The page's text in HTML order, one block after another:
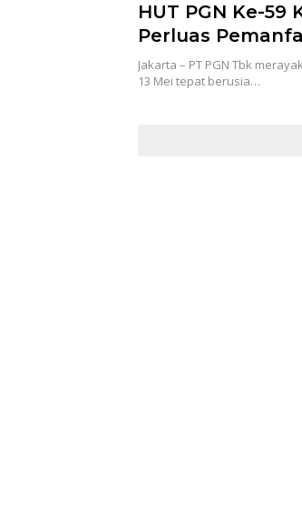
HUT PGN Ke-59
Perluas
Sebagai Energi
Jakarta – PT PGN Tbk
13 Mei tepat berusia…